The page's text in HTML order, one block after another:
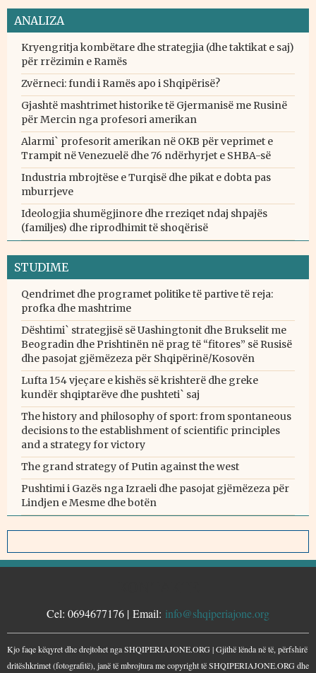
ANALIZA
Kryengritja kombëtare dhe strategjia (dhe taktikat e saj)
për rrëzimin e Ramës
Zvërneci: fundi i Ramës apo i Shqipërisë?
Gjashtë mashtrimet historike të Gjermanisë me Rusinë
për Mercin nga profesori amerikan
Alarmi` profesorit amerikan në OKB për veprimet e
Trampit në Venezuelë dhe 76 ndërhyrjet e SHBA-së
Industria mbrojtëse e Turqisë dhe pikat e dobta pas
mburrjeve
Ideologjia shumëgjinore dhe rreziqet ndaj shpajës
(familjes) dhe riprodhimit të shoqërisë
STUDIME
Qendrimet dhe programet politike të partive të reja:
profka dhe mashtrime
Dështimi` strategjisë së Uashingtonit dhe Brukselit me
Beogradin dhe Prishtinën në prag të “fitores” së Rusisë
dhe pasojat gjëmëzeza për Shqipërinë/Kosovën
Lufta 154 vjeçare e kishës së krishterë dhe greke
kundër shqiptarëve dhe pushteti` saj
The history and philosophy of sport: from spontaneous
decisions to the establishment of scientific principles
and a strategy for victory
The grand strategy of Putin against the west
Pushtimi i Gazës nga Izraeli dhe pasojat gjëmëzeza për
Lindjen e Mesme dhe botën
Cel: 0694677176 | Email: info@shqiperiajone.org
Kjo faqe këqyret dhe drejtohet nga SHQIPERIAJONE.ORG | Gjithë lënda në të, përfshirë
dritëshkrimet (fotografitë), janë të mbrojtura me copyright të SHQIPERIAJONE.ORG dhe